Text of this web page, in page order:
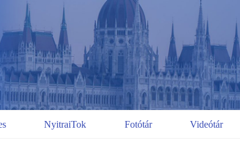
NyitraiTok Fotótár Videótár